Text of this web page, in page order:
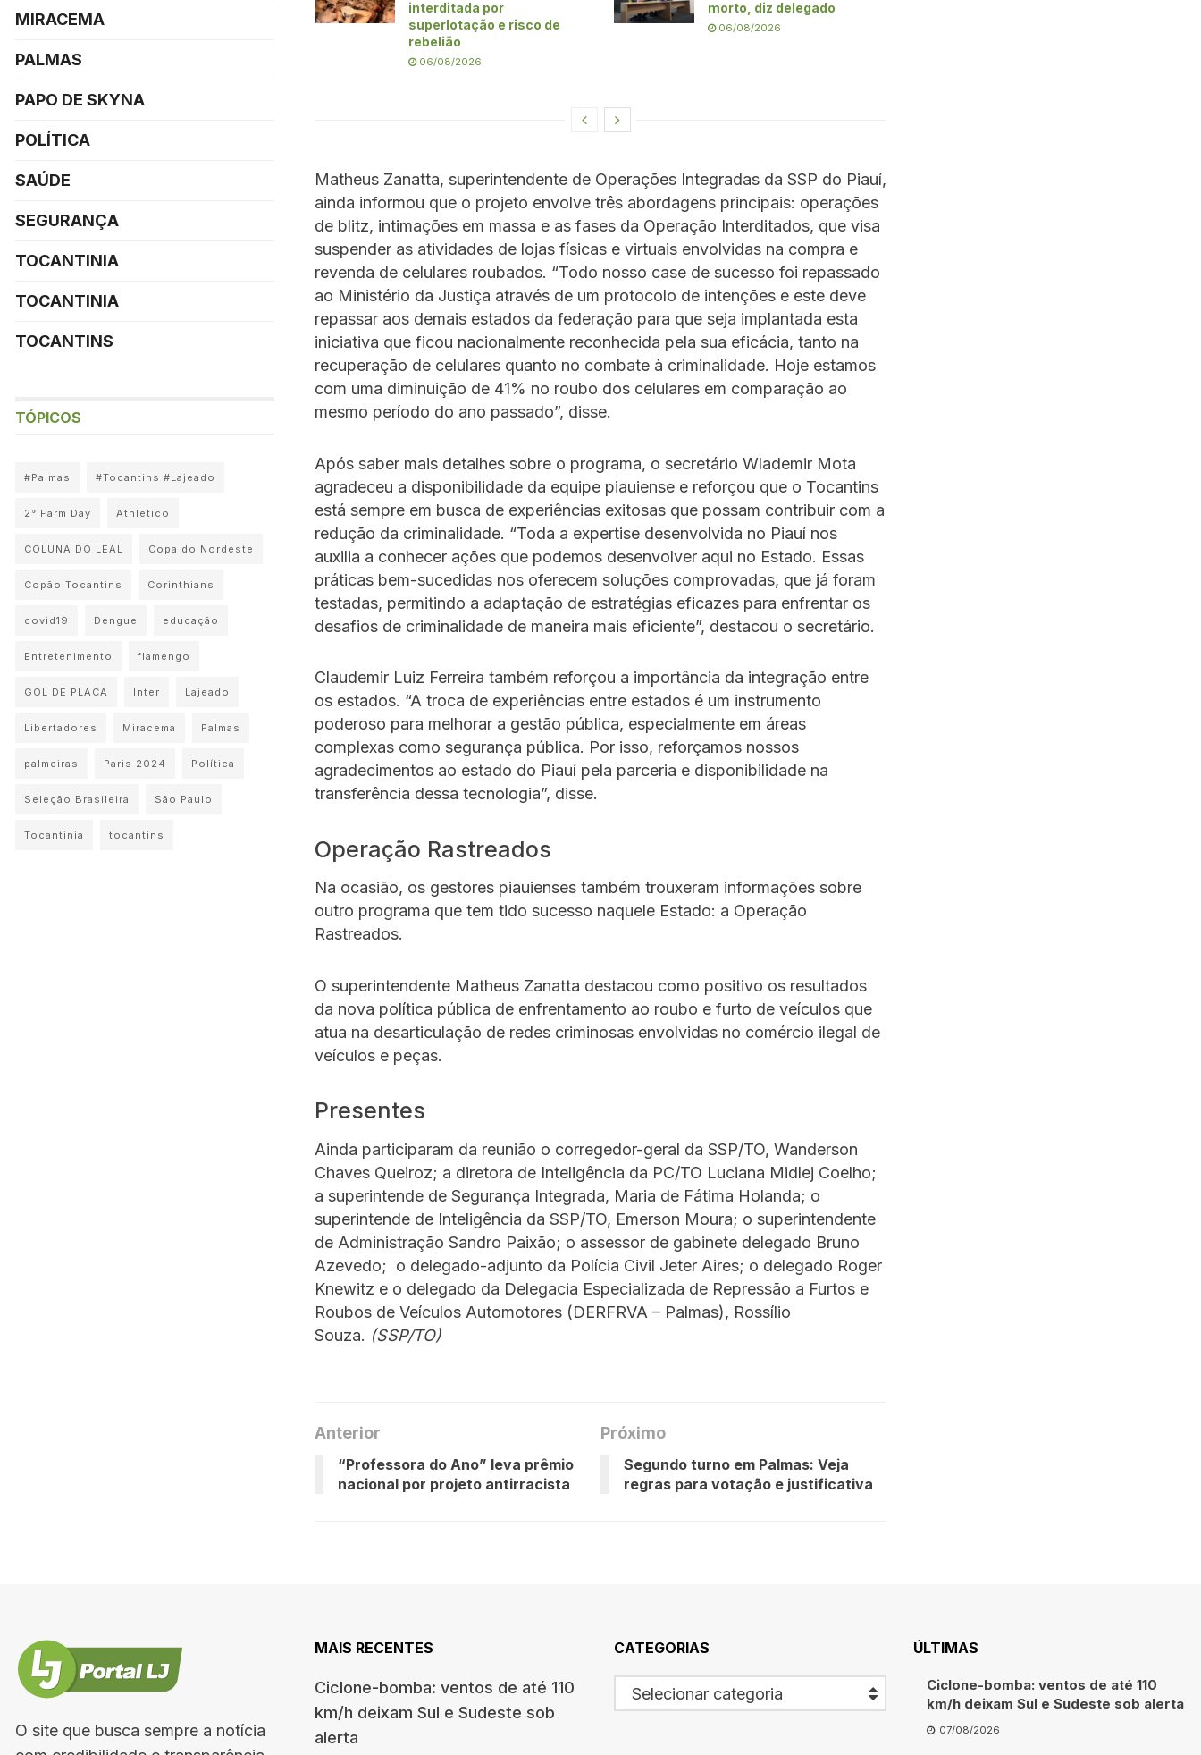
interditada por
superlotação e risco de
rebelião
06/08/2026
morto, diz delegado
06/08/2026
Matheus Zanatta, superintendente de Operações Integradas da SSP do Piauí,
ainda informou que o projeto envolve três abordagens principais: operações
de blitz, intimações em massa e as fases da Operação Interditados, que visa
suspender as atividades de lojas físicas e virtuais envolvidas na compra e
revenda de celulares roubados. “Todo nosso case de sucesso foi repassado
ao Ministério da Justiça através de um protocolo de intenções e este deve
repassar aos demais estados da federação para que seja implantada esta
iniciativa que ficou nacionalmente reconhecida pela sua eficácia, tanto na
recuperação de celulares quanto no combate à criminalidade. Hoje estamos
com uma diminuição de 41% no roubo dos celulares em comparação ao
mesmo período do ano passado”, disse.
Após saber mais detalhes sobre o programa, o secretário Wlademir Mota
agradeceu a disponibilidade da equipe piauiense e reforçou que o Tocantins
está sempre em busca de experiências exitosas que possam contribuir com a
redução da criminalidade. “Toda a expertise desenvolvida no Piauí nos
auxilia a conhecer ações que podemos desenvolver aqui no Estado. Essas
práticas bem-sucedidas nos oferecem soluções comprovadas, que já foram
testadas, permitindo a adaptação de estratégias eficazes para enfrentar os
desafios de criminalidade de maneira mais eficiente”, destacou o secretário.
Claudemir Luiz Ferreira também reforçou a importância da integração entre
os estados. “A troca de experiências entre estados é um instrumento
poderoso para melhorar a gestão pública, especialmente em áreas
complexas como segurança pública. Por isso, reforçamos nossos
agradecimentos ao estado do Piauí pela parceria e disponibilidade na
transferência dessa tecnologia”, disse.
Operação Rastreados
Na ocasião, os gestores piauienses também trouxeram informações sobre
outro programa que tem tido sucesso naquele Estado: a Operação
Rastreados.
O superintendente Matheus Zanatta destacou como positivo os resultados
da nova política pública de enfrentamento ao roubo e furto de veículos que
atua na desarticulação de redes criminosas envolvidas no comércio ilegal de
veículos e peças.
Presentes
Ainda participaram da reunião o corregedor-geral da SSP/TO, Wanderson
Chaves Queiroz; a diretora de Inteligência da PC/TO Luciana Midlej Coelho;
a superintende de Segurança Integrada, Maria de Fátima Holanda; o
superintende de Inteligência da SSP/TO, Emerson Moura; o superintendente
de Administração Sandro Paixão; o assessor de gabinete delegado Bruno
Azevedo; o delegado-adjunto da Polícia Civil Jeter Aires; o delegado Roger
Knewitz e o delegado da Delegacia Especializada de Repressão a Furtos e
Roubos de Veículos Automotores (DERFRVA – Palmas), Rossílio
Souza. (SSP/TO)
Anterior
“Professora do Ano” leva prêmio
nacional por projeto antirracista
Próximo
Segundo turno em Palmas: Veja
regras para votação e justificativa
MIRACEMA
PALMAS
PAPO DE SKYNA
POLÍTICA
SAÚDE
SEGURANÇA
TOCANTINIA
TOCANTINIA
TOCANTINS
TÓPICOS
#Palmas #Tocantins #Lajeado
2° Farm Day Athletico
COLUNA DO LEAL Copa do Nordeste
Copão Tocantins Corinthians
covid19 Dengue educação
Entretenimento flamengo
GOL DE PLACA Inter Lajeado
Libertadores Miracema Palmas
palmeiras Paris 2024 Política
Seleção Brasileira São Paulo
Tocantinia tocantins
O site que busca sempre a notícia
MAIS RECENTES
Ciclone-bomba: ventos de até 110
km/h deixam Sul e Sudeste sob
alerta
CATEGORIAS
Selecionar categoria
ÚLTIMAS
Ciclone-bomba: ventos de até 110
km/h deixam Sul e Sudeste sob alerta
07/08/2026